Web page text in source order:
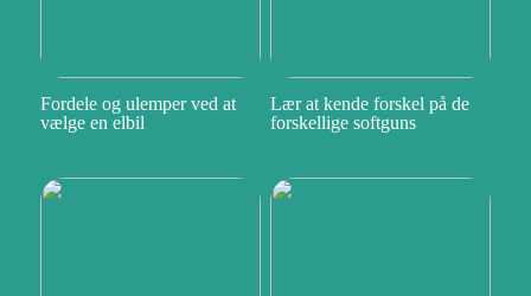
Fordele og ulemper ved at
vælge en elbil
Lær at kende forskel på de
forskellige softguns